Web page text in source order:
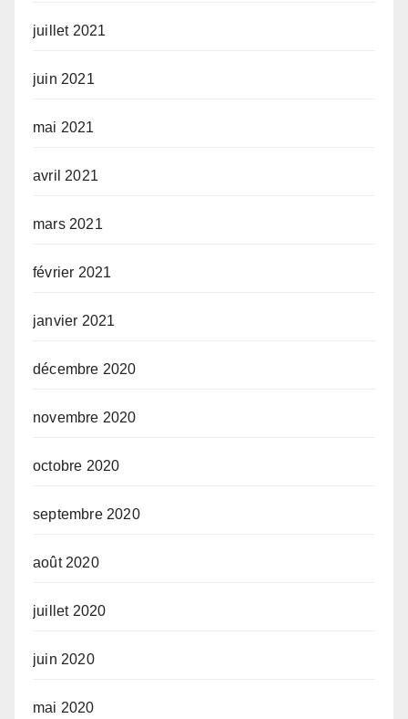
juillet 2021
juin 2021
mai 2021
avril 2021
mars 2021
février 2021
janvier 2021
décembre 2020
novembre 2020
octobre 2020
septembre 2020
août 2020
juillet 2020
juin 2020
mai 2020